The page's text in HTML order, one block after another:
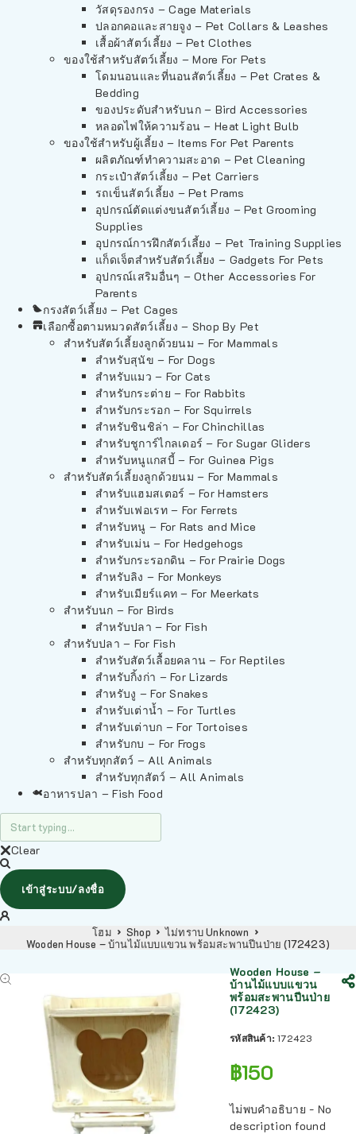
วัสดุรองกรง – Cage Materials
ปลอกคอและสายจูง – Pet Collars & Leashes
เสื้อผ้าสัตว์เลี้ยง – Pet Clothes
ของใช้สำหรับสัตว์เลี้ยง – More For Pets
โดมนอนและที่นอนสัตว์เลี้ยง – Pet Crates &
Bedding
ของประดับสำหรับนก – Bird Accessories
หลอดไฟให้ความร้อน – Heat Light Bulb
ของใช้สำหรับผู้เลี้ยง – Items For Pet Parents
ผลิตภัณฑ์ทำความสะอาด – Pet Cleaning
กระเป๋าสัตว์เลี้ยง – Pet Carriers
รถเข็นสัตว์เลี้ยง – Pet Prams
อุปกรณ์ตัดแต่งขนสัตว์เลี้ยง – Pet Grooming
Supplies
อุปกรณ์การฝึกสัตว์เลี้ยง – Pet Training Supplies
แก็ดเจ็ตสำหรับสัตว์เลี้ยง – Gadgets For Pets
อุปกรณ์เสริมอื่นๆ – Other Accessories For
Parents
กรงสัตว์เลี้ยง – Pet Cages
เลือกซื้อตามหมวดสัตว์เลี้ยง – Shop By Pet
สำหรับสัตว์เลี้ยงลูกด้วยนม – For Mammals
สำหรับสุนัข – For Dogs
สำหรับแมว – For Cats
สำหรับกระต่าย – For Rabbits
สำหรับกระรอก – For Squirrels
สำหรับชินชิล่า – For Chinchillas
สำหรับชูการ์ไกลเดอร์ – For Sugar Gliders
สำหรับหนูแกสบี้ – For Guinea Pigs
สำหรับสัตว์เลี้ยงลูกด้วยนม – For Mammals
สำหรับแฮมสเตอร์ – For Hamsters
สำหรับเฟอเรท – For Ferrets
สำหรับหนู – For Rats and Mice
สำหรับเม่น – For Hedgehogs
สำหรับกระรอกดิน – For Prairie Dogs
สำหรับลิง – For Monkeys
สำหรับเมียร์แคท – For Meerkats
สำหรับนก – For Birds
สำหรับปลา – For Fish
สำหรับปลา – For Fish
สำหรับสัตว์เลื้อยคลาน – For Reptiles
สำหรับกิ้งก่า – For Lizards
สำหรับงู – For Snakes
สำหรับเต่าน้ำ – For Turtles
สำหรับเต่าบก – For Tortoises
สำหรับกบ – For Frogs
สำหรับทุกสัตว์ – All Animals
สำหรับทุกสัตว์ – All Animals
อาหารปลา – Fish Food
Clear
เข้าสู่ระบบ/ลงชื่อ
โฮม Shop
ไม่ทราบ Unknown
Wooden House – บ้านไม้แบบแขวน พร้อมสะพานปีนป่าย (172423)
Wooden House –
บ้านไม้แบบแขวน
พร้อมสะพานปีนป่าย
(172423)
รหัสสินค้า:172423
฿150
ไม่พบคำอธิบาย - No
description found